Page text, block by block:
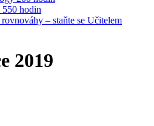
hodin
– staňte se Učitelem
2019